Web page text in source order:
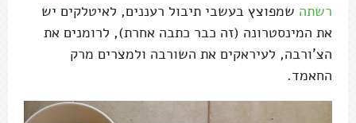
רשתה שמפוצץ בעשבי תיבול רעננים, לאיטלקים יש
את המינסטרונה (זה כבר כתבה אחרת), לרומנים את
הצ'ורבה, לעיראקים את השורבה ולמצרים מרק
החאמד.